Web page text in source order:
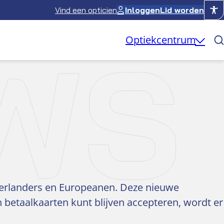
Vind een opticien InloggenLid worden
Optiekcentrum
en Europeanen. Deze nieuwe
kunt blijven accepteren, wordt er